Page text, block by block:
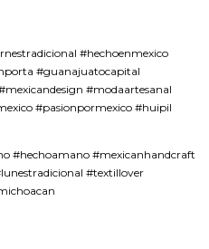
#hechoenmexico
#guanajuatocapital
#modaartesanal
#pasionpormexico #huipil
#hechoamano #mexicanhandcraft
#textillover